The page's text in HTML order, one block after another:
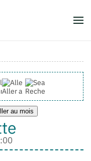
Aller au mois
Rechercher
au mois